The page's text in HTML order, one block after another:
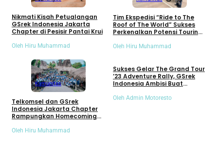
Nikmati Kisah Petualangan
GSrek Indonesia Jakarta
Chapter di Pesisir Pantai Krui
Oleh Hiru Muhammad
Tim Ekspedisi “Ride to The
Roof of The World” Sukses
Perkenalkan Potensi Touring
Oleh Hiru Muhammad
Komunitas
Telkomsel dan GSrek
Indonesia Jakarta Chapter
Rampungkan Homecoming
Oleh Hiru Muhammad
Sukses Gelar The Grand Tour
’23 Adventure Rally, GSrek
Indonesia Ambisi Buat
Oleh Admin Motoresto